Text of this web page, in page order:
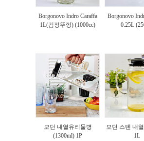
Borgonovo Indro Caraffa
1L(검정뚜껑) (1000cc)
Borgonovo
0.25L
모던 내열유리물병
(1300ml) 1P
모던 스텐 내
1L